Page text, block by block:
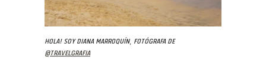
Hola! Soy Diana Marroquín, fotógrafa de
@travelgrafia